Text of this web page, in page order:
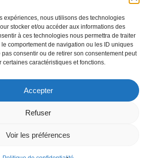
expériences, nous utilisons des technologies
stocker et/ou accéder aux informations des
à ces technologies nous permettra de traiter
comportement de navigation ou les ID uniques
pas consentir ou de retirer son consentement peut
certaines caractéristiques et fonctions.
Accepter
Refuser
Voir les préférences
SPÉCIALE